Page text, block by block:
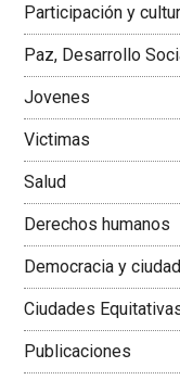
Colombiana
Participación y
Paz, Desarrollo
Jovenes
Victimas
Salud
Derechos humanos
Democracia y
Ciudades
Publicaciones